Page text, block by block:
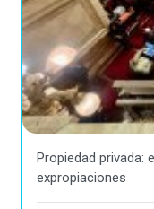
Propiedad privada:
expropiaciones